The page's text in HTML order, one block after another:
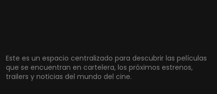
Este es un espacio centralizado para descubrir las películas
que se encuentran en cartelera, los próximos estrenos,
trailers y noticias del mundo del cine.